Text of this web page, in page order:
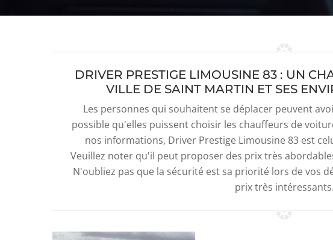
DRIVER PRESTIGE LIMOUSINE 83 : UN
VILLE DE SAINT MARTIN ET SES
Les personnes qui souhaitent se déplacer peuvent
possible qu'elles puissent choisir les chauffeurs de
nos informations, Driver Prestige Limousine 83 est
Veuillez noter qu'il peut proposer des prix très
N'oubliez pas que la sécurité est sa priorité lors de vos
prix très intéressants.